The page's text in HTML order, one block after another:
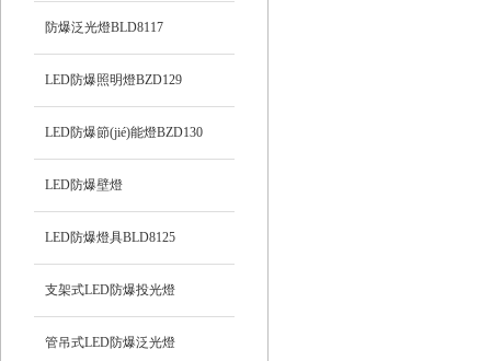
防爆泛光燈BLD8117
LED防爆照明燈BZD129
LED防爆節(jié)能燈BZD130
LED防爆壁燈
LED防爆燈具BLD8125
支架式LED防爆投光燈
管吊式LED防爆泛光燈